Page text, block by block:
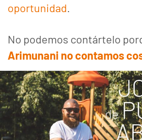
oportunidad
No podemos contártelo
Arimunani no contamos